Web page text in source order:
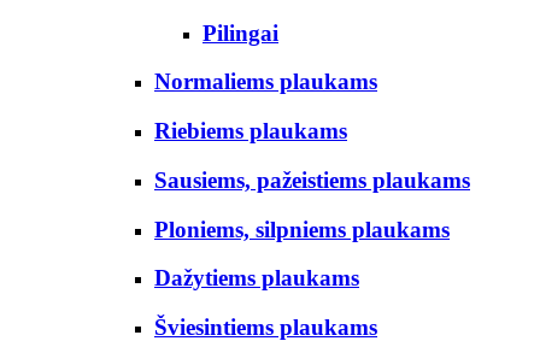
Pilingai
Normaliems plaukams
Riebiems plaukams
Sausiems, pažeistiems plaukams
Ploniems, silpniems plaukams
Dažytiems plaukams
Šviesintiems plaukams